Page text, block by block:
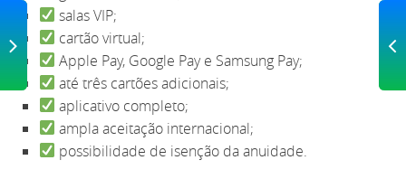
salas VIP;
cartão virtual;
Apple Pay, Google Pay e Samsung Pay;
até três cartões adicionais;
aplicativo completo;
ampla aceitação internacional;
possibilidade de isenção da anuidade.